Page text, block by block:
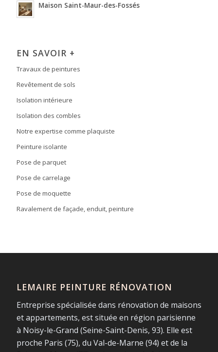
Maison Saint-Maur-des-Fossés
EN SAVOIR +
Travaux de peintures
Revêtement de sols
Isolation intérieure
Isolation des combles
Notre expertise comme plaquiste
Peinture isolante
Pose de parquet
Pose de carrelage
Pose de moquette
Ravalement de façade, enduit, peinture
LEMAIRE PEINTURE RÉNOVATION
Entreprise spécialisée dans rénovation de maisons
et appartements, est située en région parisienne
à Noisy-le-Grand (Seine-Saint-Denis, 93). Elle est
proche Paris (75), du Val-de-Marne (94) et de la